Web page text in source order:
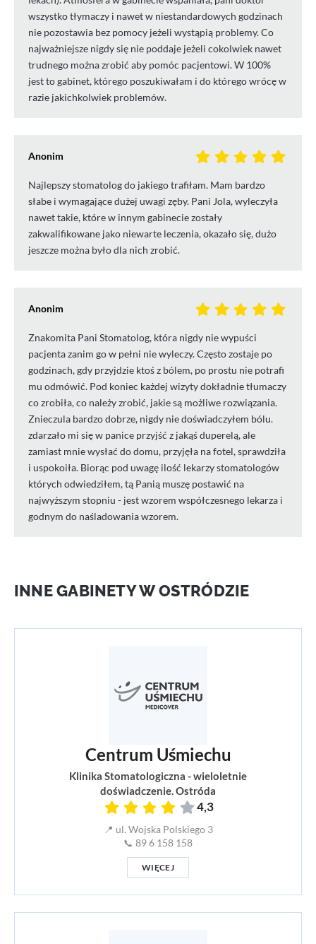
wszystko tłymaczy i nawet w niestandardowych godzinach
nie pozostawia bez pomocy jeżeli wystąpią problemy. Co
najważniejsze nigdy się nie poddaje jeżeli cokolwiek nawet
trudnego można zrobić aby pomóc pacjentowi. W 100%
jest to gabinet, którego poszukiwałam i do którego wrócę w
razie jakichkolwiek problemów.
Anonim
Najlepszy stomatolog do jakiego trafiłam. Mam bardzo
słabe i wymagające dużej uwagi zęby. Pani Jola, wyleczyła
nawet takie, które w innym gabinecie zostały
zakwalifikowane jako niewarte leczenia, okazało się, dużo
jeszcze można było dla nich zrobić.
Anonim
Znakomita Pani Stomatolog, która nigdy nie wypuści
pacjenta zanim go w pełni nie wyleczy. Często zostaje po
godzinach, gdy przyjdzie ktoś z bólem, po prostu nie potrafi
mu odmówić. Pod koniec każdej wizyty dokładnie tłumaczy
co zrobiła, co należy zrobić, jakie są możliwe rozwiązania.
Znieczula bardzo dobrze, nigdy nie doświadczyłem bólu.
zdarzało mi się w panice przyjść z jakąś duperelą, ale
zamiast mnie wysłać do domu, przyjęła na fotel, sprawdziła
i uspokoiła. Biorąc pod uwagę ilość lekarzy stomatologów
których odwiedziłem, tą Panią muszę postawić na
najwyższym stopniu - jest wzorem współczesnego lekarza i
godnym do naśladowania wzorem.
INNE GABINETY W OSTRÓDZIE
Centrum Uśmiechu
Klinika Stomatologiczna - wieloletnie
doświadczenie. Ostróda
4,3
📍 ul. Wojska Polskiego 3
📞 89 6 158 158
WIĘCEJ